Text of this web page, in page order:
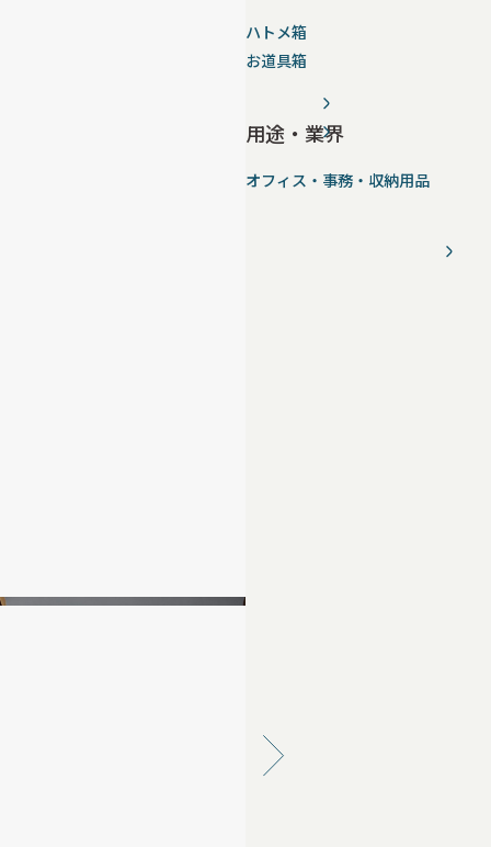
ハトメ箱
お道具箱
用途・業界
オフィス・事務・収納用品